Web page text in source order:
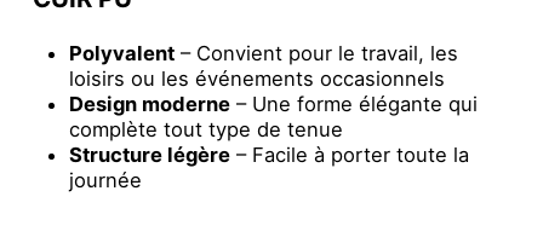
Polyvalent – Convient pour le travail, les
loisirs ou les événements occasionnels
Design moderne – Une forme élégante qui
complète tout type de tenue
Structure légère – Facile à porter toute la
journée